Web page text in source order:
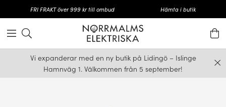
FRI FRAKT över 999 kr till ombud Hämta i butik
Vi expanderar med en ny butik på Lidingö – Islinge
Hamnväg 1. Välkommen från 5 september!